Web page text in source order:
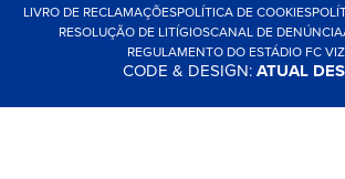
LIVRO DE RECLAMAÇÕESPOLÍTICA DE COOKIES
RESOLUÇÃO DE LITÍGIOSCANAL DE DENÚNCIA
REGULAMENTO DO ESTÁDIO FC
CODE & DESIGN:ATUAL